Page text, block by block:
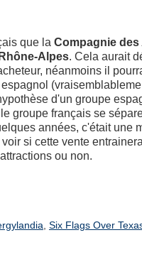
que la Compagnie des
Alpes. Cela aurait
néanmoins il
d'un groupe
groupe français se
années, c'était une
si cette vente
ou non.
Six Flags Over